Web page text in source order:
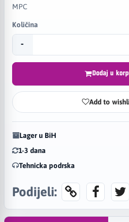
MPC
Količina
-
Dodaj u
Add to
Lager u BiH
1-3 dana
Tehnicka podrska
Podijeli: